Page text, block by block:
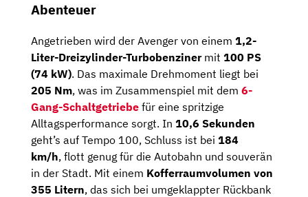
Abenteuer
Angetrieben wird der Avenger von einem 1,2-
Liter-Dreizylinder-Turbobenzinermit 100 PS
(74 kW). Das maximale Drehmoment liegt bei
205 Nm, was im Zusammenspiel mit dem 6-
Gang-Schaltgetriebe für eine spritzige
Alltagsperformance sorgt. In 10,6 Sekunden
geht’s auf Tempo 100, Schluss ist bei 184
km/h, flott genug für die Autobahn und souverän
in der Stadt. Mit einem Kofferraumvolumen von
355 Litern, das sich bei umgeklappter Rückbank